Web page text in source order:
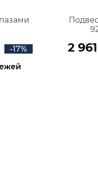
-17%
2